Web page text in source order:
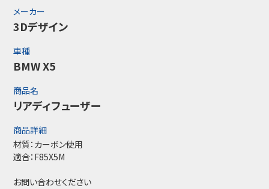
メーカー
3Dデザイン
車種
BMW X5
商品名
リアディフューザー
商品詳細
材質：カーボン使用
適合：F85X5M
お問い合わせください